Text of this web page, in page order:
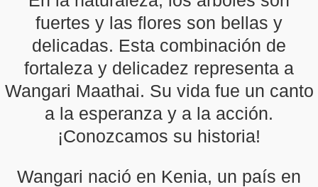
fuertes y las flores son bellas y
delicadas. Esta combinación de
fortaleza y delicadez representa a
Wangari Maathai. Su vida fue un canto
a la esperanza y a la acción.
¡Conozcamos su historia!
Wangari nació en Kenia, un país en